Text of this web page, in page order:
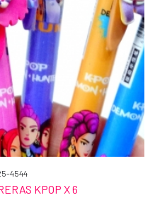
4544
KPOP X 6